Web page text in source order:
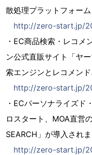
散処理プラットフォー
http://zero-start.jp/
・EC商品検索・レコメ
ン公式直販サイト「ヤ
索エンジンとレコメン
http://zero-start.jp/
・ECパーソナライズド
ロスタート、MOA直営
SEARCH」が導入され
http://zero-start.jp/